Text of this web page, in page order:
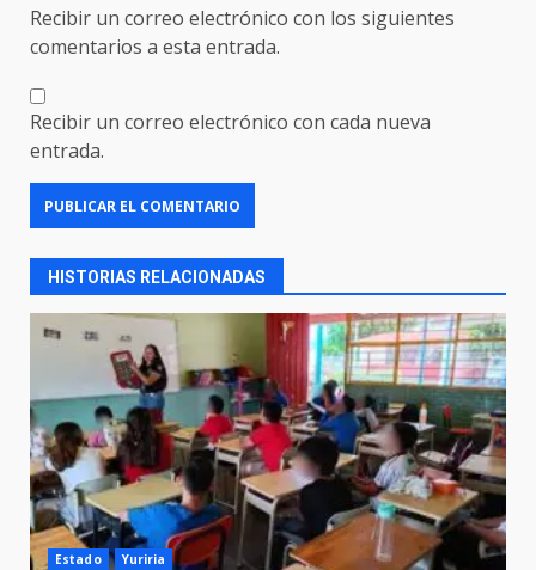
Recibir un correo electrónico con los siguientes
comentarios a esta entrada.
Recibir un correo electrónico con cada nueva
entrada.
HISTORIAS RELACIONADAS
Estado Yuriria